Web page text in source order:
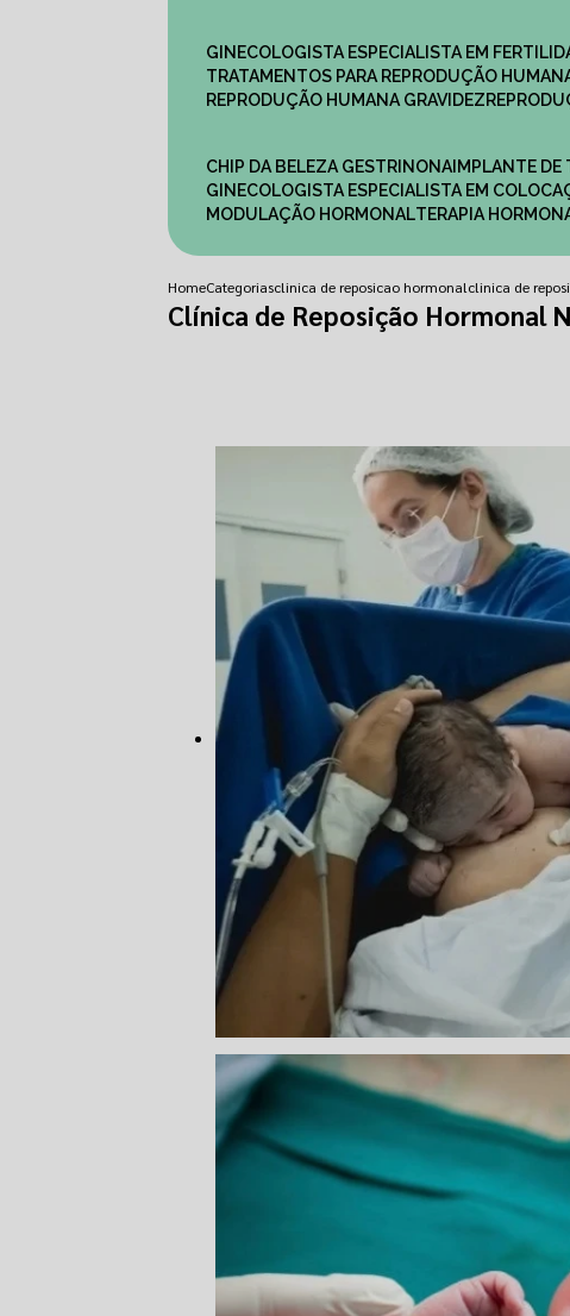
GINECOLOGISTA ESPECIALISTA EM
TRATAMENTOS PARA REPRODUÇÃO
REPRODUÇÃO HUMANA GRAVIDEZ
CHIP DA BELEZA GESTRINONA IMPLANTE
GINECOLOGISTA ESPECIALISTA EM
MODULAÇÃO HORMONAL
TERAPIA
HomeCategoriasclinica de reposicao hormonalclinica de
Clínica de Reposição Hormonal